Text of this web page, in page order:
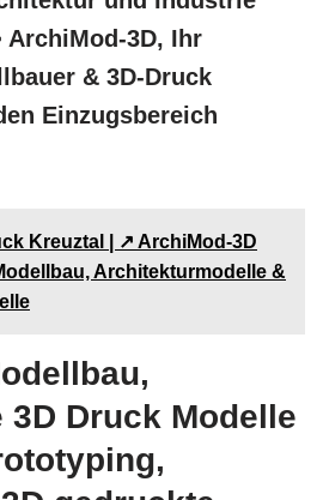
ArchiMod-3D, Ihr
& 3D-Druck
Einzugsbereich
Kreuztal | ↗️ ArchiMod-3D
Architekturmodelle &
Druck Modelle